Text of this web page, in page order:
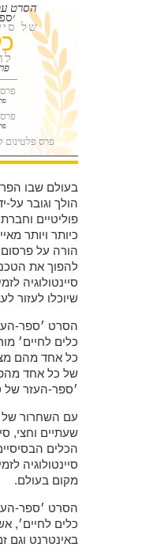
הסרט
של
פרס פלטינום
בעולם שבו
הולך וגובר על-
פוליטיים
כיותר ויותר
הורה על
להפוך את
סיינטולוגיה
שיוכלו לעזור
הסרט ׳ספר-
כל אחד מהם
של כל אחד
׳ספר-העזר של
עם השחרור של
שעתיים וחצי,
הכלים
סיינטולוגיה
מקום בעולם.
הסרט ׳ספר-
כלים לחיים׳,